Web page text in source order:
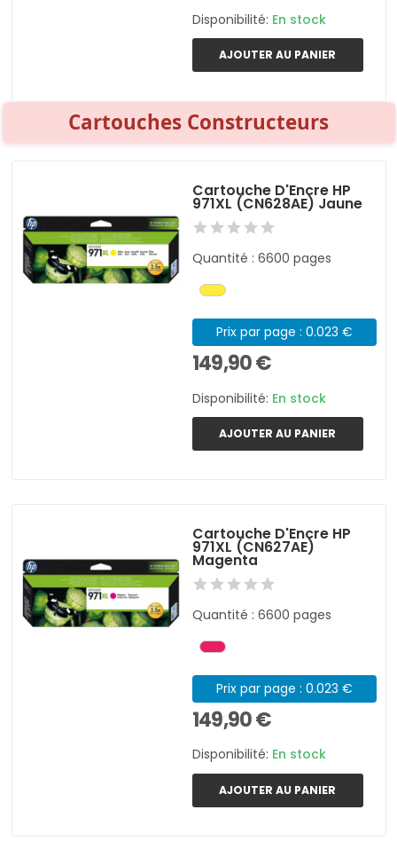
Disponibilité: En stock
AJOUTER AU PANIER
Cartouches Constructeurs
Cartouche D'Encre HP
971XL (CN628AE) Jaune
Quantité : 6600 pages
Prix par page : 0.023 €
149,90 €
Disponibilité: En stock
AJOUTER AU PANIER
Cartouche D'Encre HP
971XL (CN627AE)
Magenta
Quantité : 6600 pages
Prix par page : 0.023 €
149,90 €
Disponibilité: En stock
AJOUTER AU PANIER